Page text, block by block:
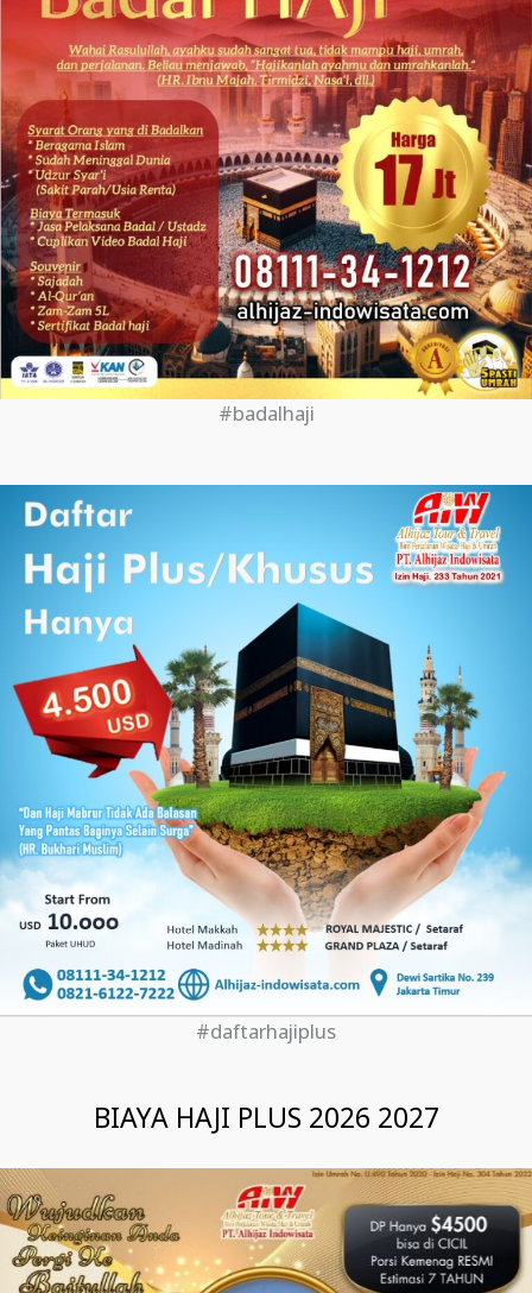
#badalhaji
#daftarhajiplus
BIAYA HAJI PLUS 2026 2027